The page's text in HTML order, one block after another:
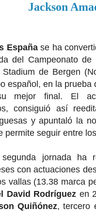
Jackson
Españase ha
del Campeonato
Stadium de Bergen
español, en la
mejor final. El
consiguió así
y apuntaló la
permite seguir entre
jornada ha
con actuaciones
vallas (13.38 marca
David Rodríguez en
Quiñónez, tercero